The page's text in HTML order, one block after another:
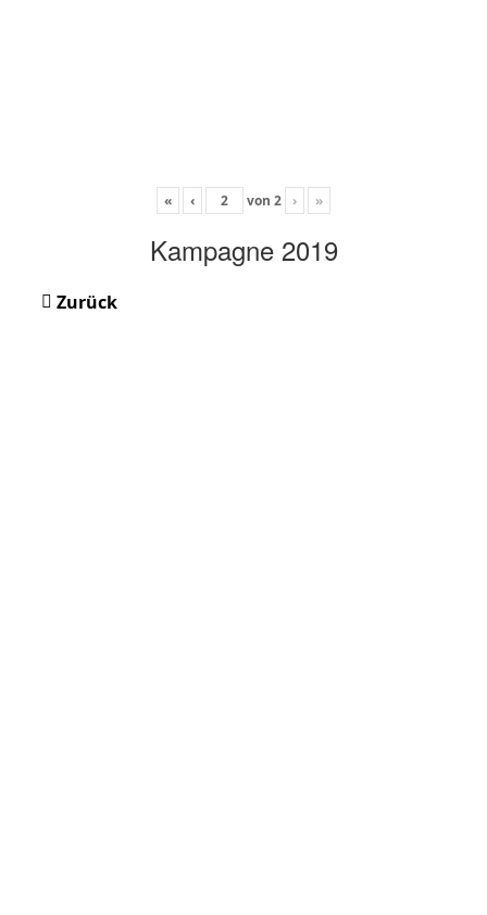
« ‹ von 2 › »
Kampagne 2019
Zurück